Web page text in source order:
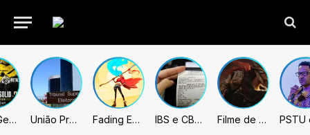
Metal Gear Solid: Master Collection 2 terá legendas e menus em portugues União Progressista e PL terão mais tempo de propaganda eleitoral Fading Echo – Review IBS e CBS necessitarão constar nas notas fiscais com início desta 2ª. Entenda Filme de Elden Ring tem gravações concluídas, mas ainda fica longe do lançamento